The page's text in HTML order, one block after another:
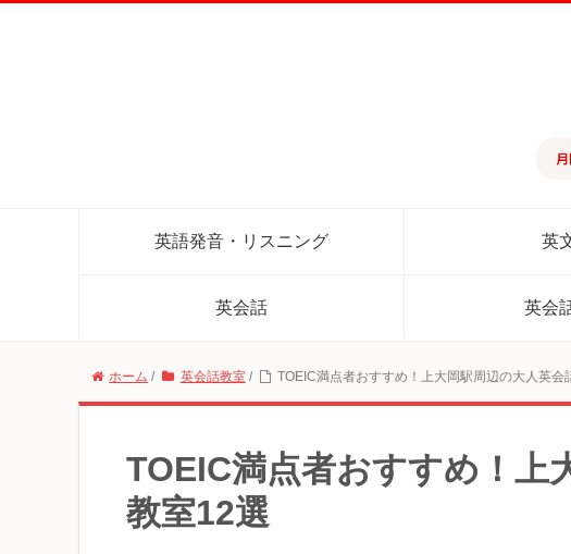
英語発音・リスニング 英
英会話 英会
ホーム / 英会話教室 / TOEIC満点者おすすめ！上大岡駅周辺の大人英会
TOEIC満点者おすすめ！上
教室12選